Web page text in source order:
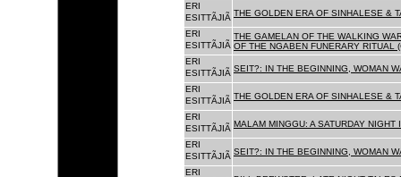
ERI
ESITTÃJIÃ THE GOLDEN ERA OF SINHALESE &
ERI
ESITTÃJIÃ
THE GAMELAN OF THE WALKING
OF THE NGABEN FUNERARY RITUAL
ERI
ESITTÃJIÃ SEIT?: IN THE BEGINNING, WOMAN
ERI
ESITTÃJIÃ THE GOLDEN ERA OF SINHALESE &
ERI
ESITTÃJIÃ MALAM MINGGU: A SATURDAY NIGHT
ERI
ESITTÃJIÃ SEIT?: IN THE BEGINNING, WOMAN
ERI